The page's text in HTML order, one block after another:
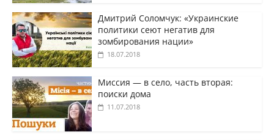
Дмитрий Соломчук: «Украинские
политики сеют негатив для
зомбирования нации»
18.07.2018
Миссия — в село, часть вторая:
поиски дома
11.07.2018